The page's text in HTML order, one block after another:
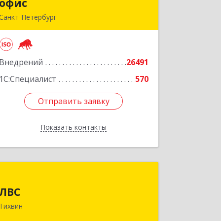
офис
Петербург
Внедрений
26491
1С:Специалист
570
Отправить заявку
Показать контакты
Подробнее
Отправить заявку
Назад
Тихвин
Тихвинский р-н, Тихвин г, Ярослава